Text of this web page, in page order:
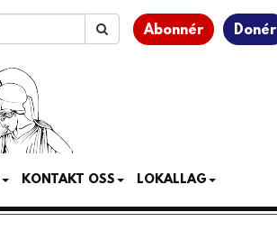
Abonnér Donér
KONTAKT OSS LOKALLAG